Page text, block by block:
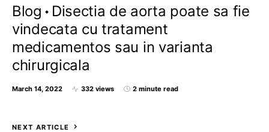
Blog
Disectia de aorta poate sa fie
vindecata cu tratament
medicamentos sau in varianta
chirurgicala
March 14, 2022 332 views 2 minute read
NEXT ARTICLE